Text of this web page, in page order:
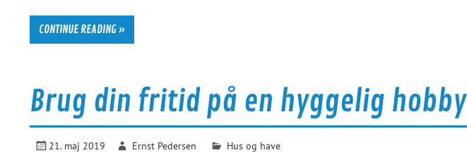
CONTINUE READING »
Brug din fritid på en hyggelig hobby
21. maj 2019 Ernst Pedersen Hus og have